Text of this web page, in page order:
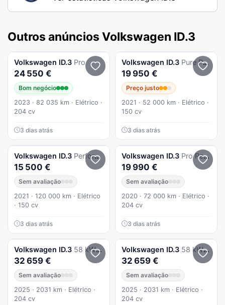
Outros anúncios Volkswagen ID.3
Volkswagen ID.3 Pro
24 550 €
Bom negócio
2023 · 82 035 km · Elétrico ·
204 cv
3 dias atrás
Volkswagen ID.3 Pure Performance
19 950 €
Preço justo
2021 · 52 000 km · Elétrico ·
150 cv
3 dias atrás
Volkswagen ID.3 Performance Upgrade Pure
15 500 €
Sem avaliação
2021 · 120 000 km · Elétrico
· 150 cv
3 dias atrás
Volkswagen ID.3 Pro Performance 1st
19 990 €
Sem avaliação
2020 · 72 000 km · Elétrico ·
204 cv
3 dias atrás
Volkswagen ID.3 58 kWh Pro
32 659 €
Sem avaliação
2025 · 2031 km · Elétrico ·
204 cv
Volkswagen ID.3 58 kWh Pro
32 659 €
Sem avaliação
2025 · 2031 km · Elétrico ·
204 cv